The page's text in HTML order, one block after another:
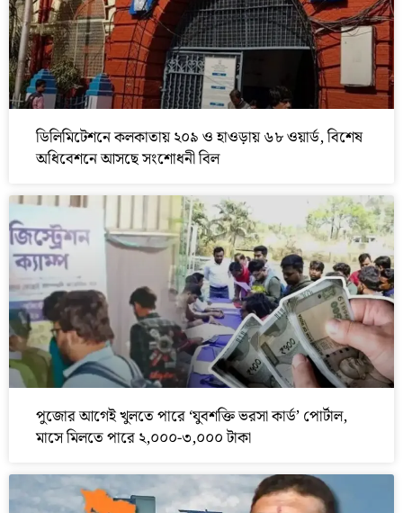
ডিলিমিটেশনে কলকাতায় ২০৯ ও হাওড়ায় ৬৮ ওয়ার্ড, বিশেষ
অধিবেশনে আসছে সংশোধনী বিল
পুজোর আগেই খুলতে পারে ‘যুবশক্তি ভরসা কার্ড’ পোর্টাল,
মাসে মিলতে পারে ২,০০০-৩,০০০ টাকা